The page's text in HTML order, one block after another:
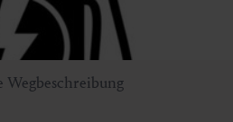
Wegbeschreibung